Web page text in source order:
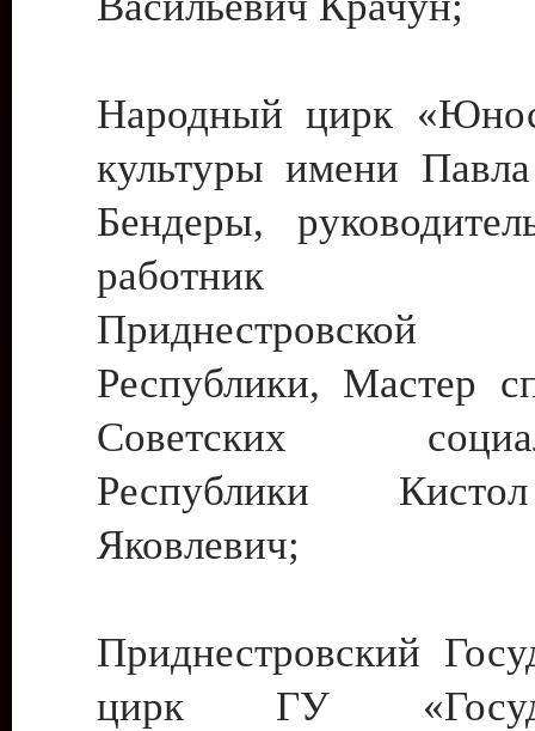
Народный цирк
культуры имени
Бендеры,
работник
Приднестровской
Республики, Мастер
Советских
Республики
Яковлевич;
Приднестровский
цирк ГУ